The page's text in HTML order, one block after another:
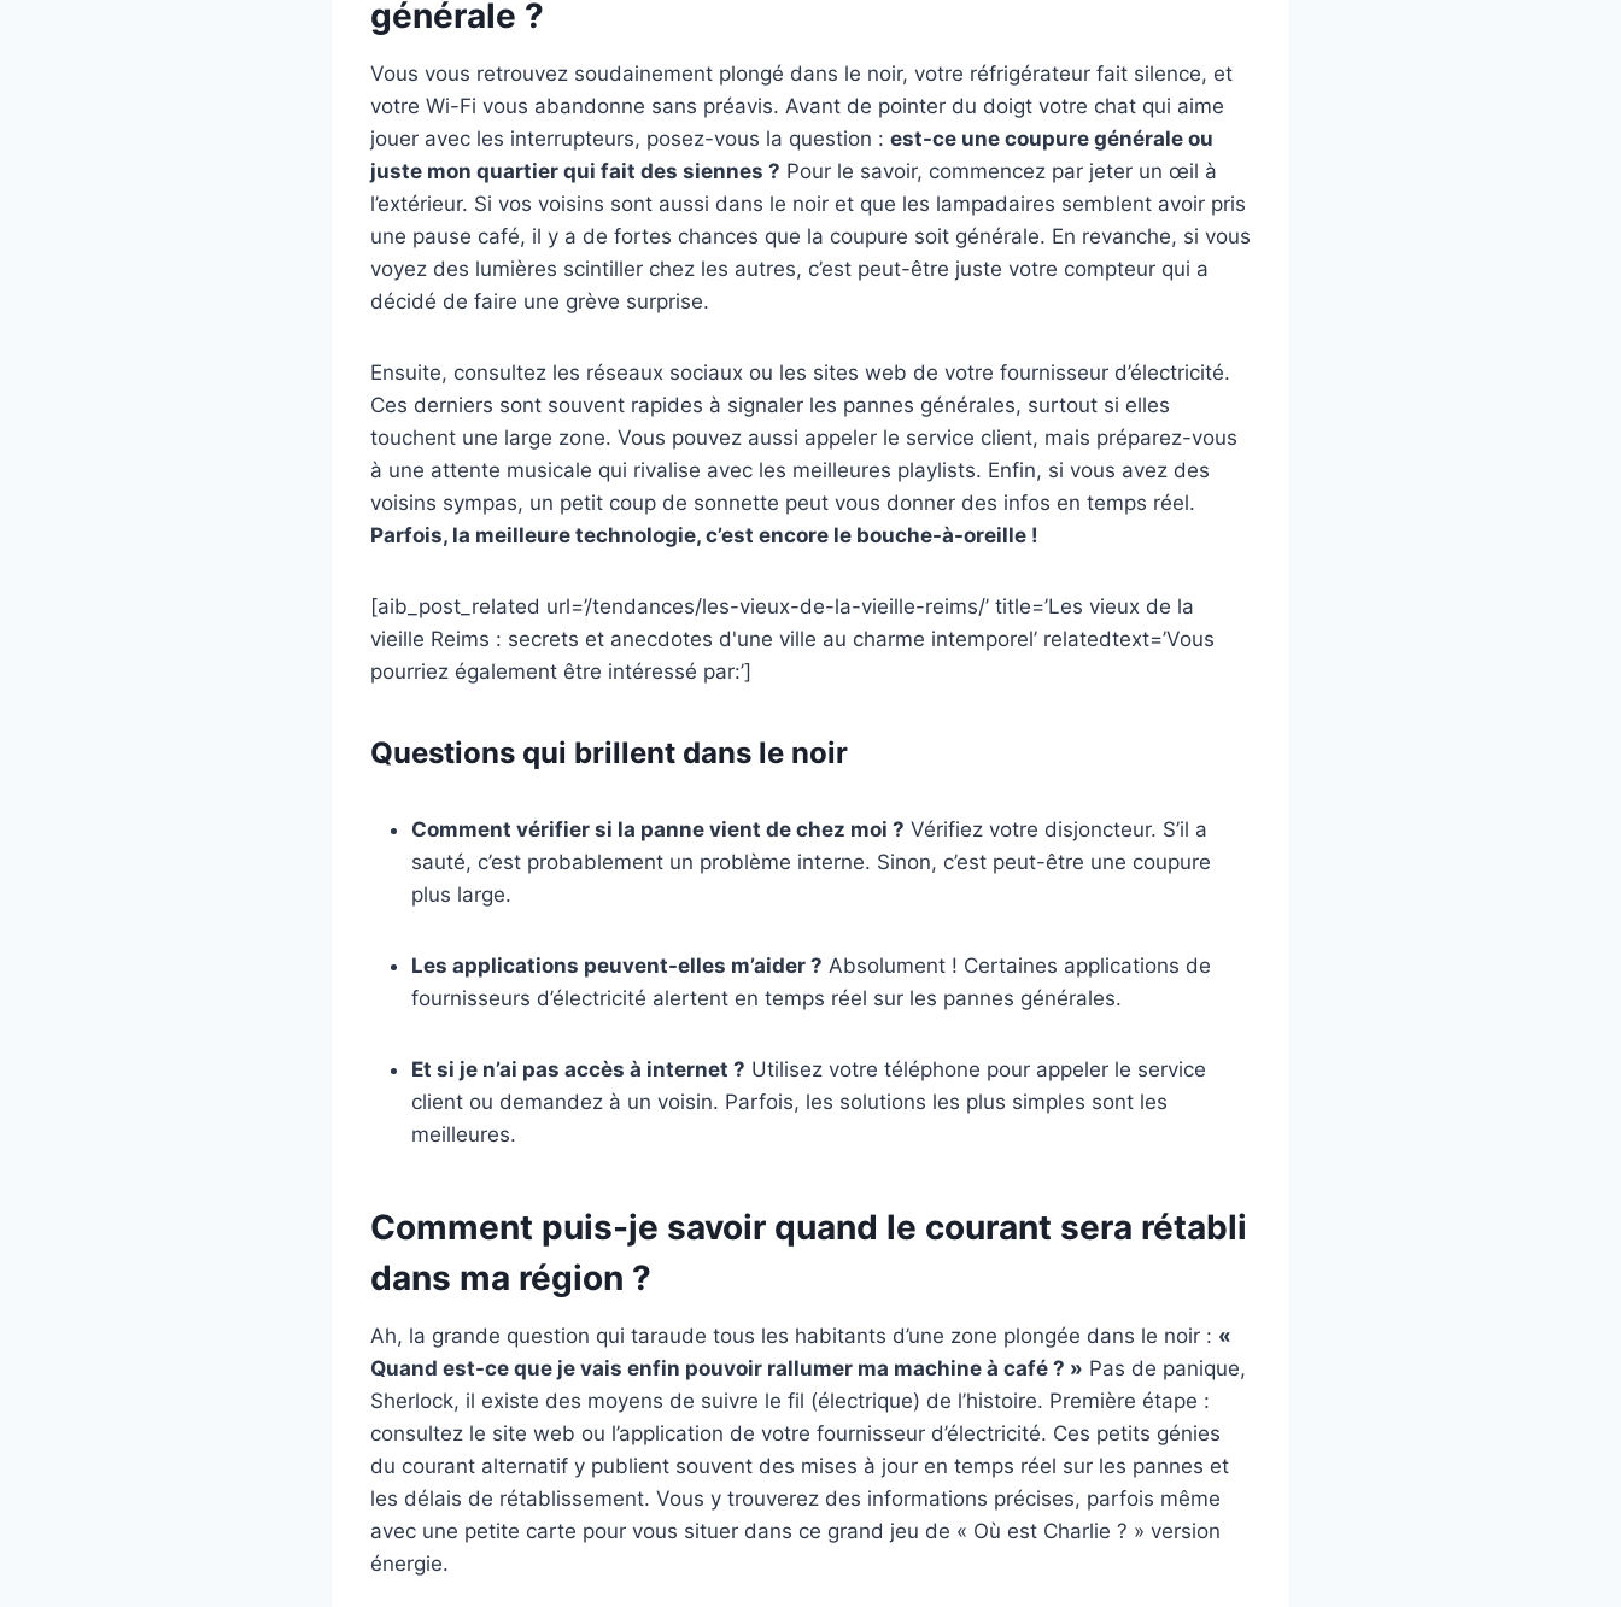
générale ?
Vous vous retrouvez soudainement plongé dans le noir, votre réfrigérateur fait silence, et
votre Wi-Fi vous abandonne sans préavis. Avant de pointer du doigt votre chat qui aime
jouer avec les interrupteurs, posez-vous la question : est-ce une coupure générale ou
juste mon quartier qui fait des siennes ? Pour le savoir, commencez par jeter un œil à
l’extérieur. Si vos voisins sont aussi dans le noir et que les lampadaires semblent avoir pris
une pause café, il y a de fortes chances que la coupure soit générale. En revanche, si vous
voyez des lumières scintiller chez les autres, c’est peut-être juste votre compteur qui a
décidé de faire une grève surprise.
Ensuite, consultez les réseaux sociaux ou les sites web de votre fournisseur d’électricité.
Ces derniers sont souvent rapides à signaler les pannes générales, surtout si elles
touchent une large zone. Vous pouvez aussi appeler le service client, mais préparez-vous
à une attente musicale qui rivalise avec les meilleures playlists. Enfin, si vous avez des
voisins sympas, un petit coup de sonnette peut vous donner des infos en temps réel.
Parfois, la meilleure technologie, c’est encore le bouche-à-oreille !
[aib_post_related url=’/tendances/les-vieux-de-la-vieille-reims/’ title=’Les vieux de la
vieille Reims : secrets et anecdotes d'une ville au charme intemporel’ relatedtext=’Vous
pourriez également être intéressé par:’]
Questions qui brillent dans le noir
Comment vérifier si la panne vient de chez moi ? Vérifiez votre disjoncteur. S’il a
sauté, c’est probablement un problème interne. Sinon, c’est peut-être une coupure
plus large.
Les applications peuvent-elles m’aider ? Absolument ! Certaines applications de
fournisseurs d’électricité alertent en temps réel sur les pannes générales.
Et si je n’ai pas accès à internet ? Utilisez votre téléphone pour appeler le service
client ou demandez à un voisin. Parfois, les solutions les plus simples sont les
meilleures.
Comment puis-je savoir quand le courant sera rétabli
dans ma région ?
Ah, la grande question qui taraude tous les habitants d’une zone plongée dans le noir : «
Quand est-ce que je vais enfin pouvoir rallumer ma machine à café ? » Pas de panique,
Sherlock, il existe des moyens de suivre le fil (électrique) de l’histoire. Première étape :
consultez le site web ou l’application de votre fournisseur d’électricité. Ces petits génies
du courant alternatif y publient souvent des mises à jour en temps réel sur les pannes et
les délais de rétablissement. Vous y trouverez des informations précises, parfois même
avec une petite carte pour vous situer dans ce grand jeu de « Où est Charlie ? » version
énergie.